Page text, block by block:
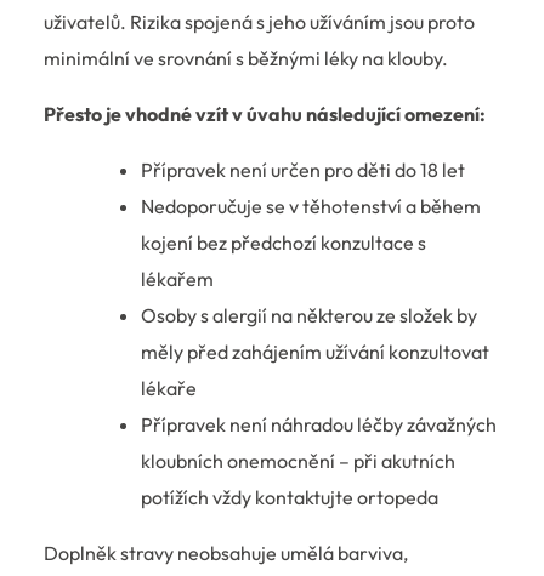
uživatelů. Rizika spojená s jeho užíváním jsou proto
minimální ve srovnání s běžnými léky na klouby.
Přesto je vhodné vzít v úvahu následující omezení:
Přípravek není určen pro děti do 18 let
Nedoporučuje se v těhotenství a během
kojení bez předchozí konzultace s
lékařem
Osoby s alergií na některou ze složek by
měly před zahájením užívání konzultovat
lékaře
Přípravek není náhradou léčby závažných
kloubních onemocnění – při akutních
potížích vždy kontaktujte ortopeda
Doplněk stravy neobsahuje umělá barviva,